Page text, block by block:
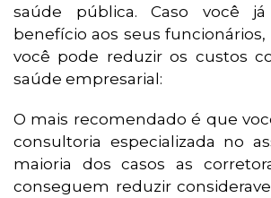
saúde pública. Caso você
benefício aos seus
você pode reduzir os custos
saúde empresarial:
O mais recomendado é que
consultoria especializada no
maioria dos casos as
conseguem reduzir